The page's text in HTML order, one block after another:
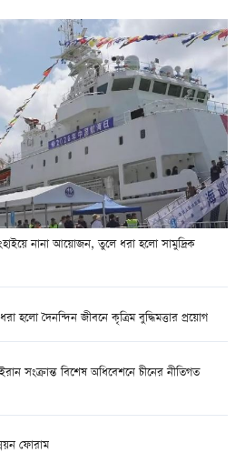
নানা আয়োজন, তুলে ধরা হলো সামুদ্রিক
হলো দৈনন্দিন জীবনে কৃত্রিম বুদ্ধিমত্তার প্রয়োগ
সংক্রান্ত বিশেষ অধিবেশনে চীনের নীতিগত
ফোরাম